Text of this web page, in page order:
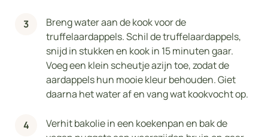
Breng water aan de kook voor de
truffelaardappels. Schil de truffelaardappels,
snijd in stukken en kook in 15 minuten gaar.
Voeg een klein scheutje azijn toe, zodat de
aardappels hun mooie kleur behouden. Giet
daarna het water af en vang wat kookvocht op.
Verhit bakolie in een koekenpan en bak de